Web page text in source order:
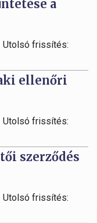
a
Utolsó frissítés:
ellenőri
Utolsó frissítés:
szerződés
Utolsó frissítés: